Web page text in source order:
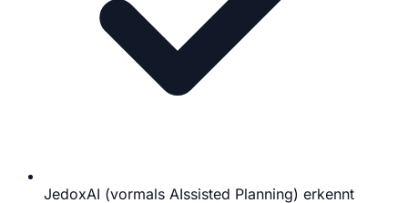
JedoxAI (vormals AIssisted Planning) erkennt